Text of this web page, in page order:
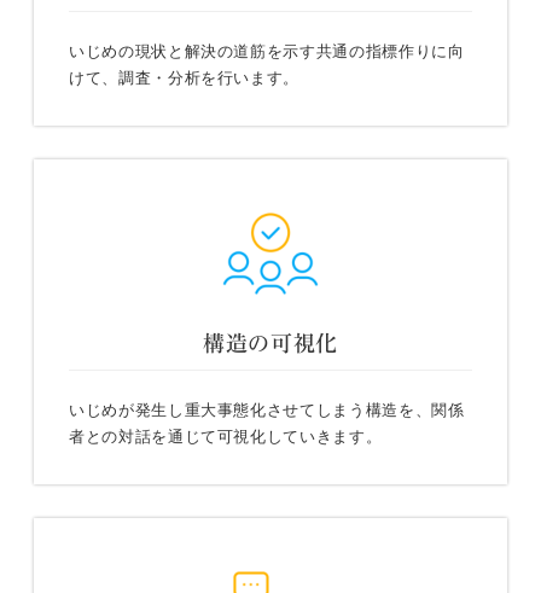
いじめの現状と解決の道筋を示す共通の指標作りに向
けて、調査・分析を行います。
構造の可視化
いじめが発生し重大事態化させてしまう構造を、関係
者との対話を通じて可視化していきます。